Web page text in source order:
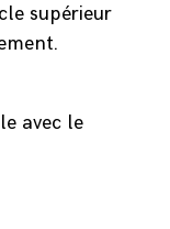
supérieur
avec le